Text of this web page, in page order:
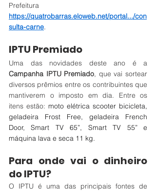
Prefeitura
https://quatrobarras.eloweb.net/portal.../con
sulta-carne.
IPTU Premiado
Campanha IPTU Premiado, que vai sortear
diversos prêmios entre os contribuintes que
mantiverem o imposto em dia. Entre os
itens estão: moto elétrica scooter bicicleta,
geladeira Frost Free, geladeira French
Door, Smart TV 65”, Smart TV 55” e
máquina lava e seca 11 kg.
Para onde vai o dinheiro
do IPTU?
O IPTU é uma das principais fontes de